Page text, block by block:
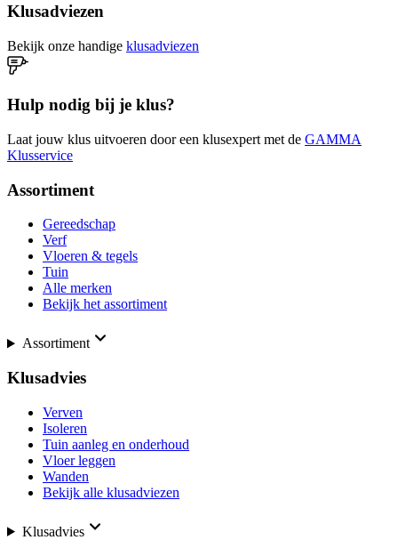
Klusadviezen
Bekijk onze handige klusadviezen
Hulp nodig bij je klus?
Laat jouw klus uitvoeren door een klusexpert met de GAMMA
Klusservice
Assortiment
Gereedschap
Verf
Vloeren & tegels
Tuin
Alle merken
Bekijk het assortiment
Assortiment
Klusadvies
Verven
Isoleren
Tuin aanleg en onderhoud
Vloer leggen
Wanden
Bekijk alle klusadviezen
Klusadvies